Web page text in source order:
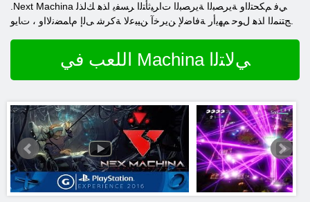
.Next Machina ﻲﻓ ﻢﻜﺤﺘﻟﺍﻭ ﺔﻳﺮﺼﺒﻟﺍ ﺔﻳﺮﺼﺒﻟﺍ ﺕﺍﺮﻴﺛﺄﺘﻟﺍ ﺮﺴﻔﻳ ﺍﺬﻫ ﻚﻟﺬﻟ
.ﺞﺘﻨﻤﻟﺍ ﺍﺬﻫ ﻝﻮﺣ ﻢﻬﻳﺃﺭ ﺔﻓﺎﺿﻹ ﻦﻳﺮﺧﺁ ﻦﻴﺒﻋﻻ ﺔﻛﺮﺷ ﻰﻟﺇ ﻡﺎﻤﻀﻧﻻ ﺍﻭ ، ﺕﺎﻳﻮ
اللعب في Machina ﻲﻟﺎﺘﻟﺍ